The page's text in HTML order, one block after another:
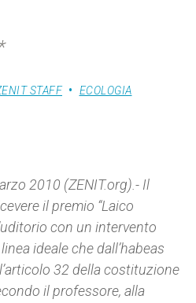
STAFF ECOLOGIA
2010 (ZENIT.org).- Il
il premio “Laico
con un intervento
ideale che dall’habeas
32 della costituzione
il professore, alla